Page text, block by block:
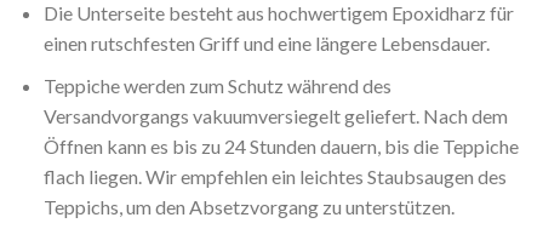
Die Unterseite besteht aus hochwertigem Epoxidharz für
einen rutschfesten Griff und eine längere Lebensdauer.
Teppiche werden zum Schutz während des
Versandvorgangs vakuumversiegelt geliefert. Nach dem
Öffnen kann es bis zu 24 Stunden dauern, bis die Teppiche
flach liegen. Wir empfehlen ein leichtes Staubsaugen des
Teppichs, um den Absetzvorgang zu unterstützen.